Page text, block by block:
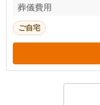
葬儀費用
ご自宅